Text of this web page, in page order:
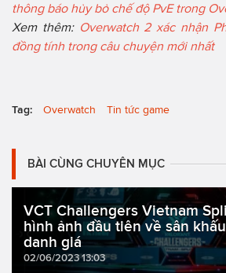
thông báo hủy bỏ chế độ PvE trong
Xem thêm: Overwatch 2 xác nhận
đồng tính trong câu chuyện mới nhất
Tag: Overwatch Tin tức game
BÀI CÙNG CHUYÊN MỤC
VCT Challengers Vietnam
hình ảnh đầu tiên về sân
danh giá
02/06/2023 13:03